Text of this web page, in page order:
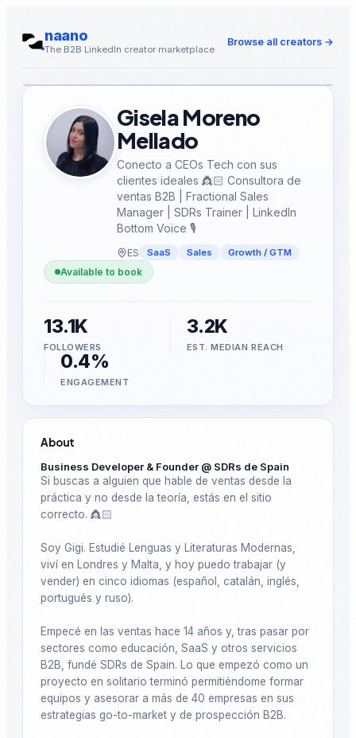
naano
The B2B LinkedIn creator marketplace
Browse all creators →
Gisela Moreno
Mellado
Conecto a CEOs Tech con sus
clientes ideales 👸🏻 Consultora de
ventas B2B | Fractional Sales
Manager | SDRs Trainer | LinkedIn
Bottom Voice 🎙️
ES SaaS Sales Growth / GTM
Available to book
13.1K
FOLLOWERS
3.2K
EST. MEDIAN REACH
0.4%
ENGAGEMENT
About
Business Developer & Founder @ SDRs de Spain
Si buscas a alguien que hable de ventas desde la
práctica y no desde la teoría, estás en el sitio
correcto. 👸🏻
Soy Gigi. Estudié Lenguas y Literaturas Modernas,
viví en Londres y Malta, y hoy puedo trabajar (y
vender) en cinco idiomas (español, catalán, inglés,
portugués y ruso).
Empecé en las ventas hace 14 años y, tras pasar por
sectores como educación, SaaS y otros servicios
B2B, fundé SDRs de Spain. Lo que empezó como un
proyecto en solitario terminó permitiéndome formar
equipos y asesorar a más de 40 empresas en sus
estrategias go-to-market y de prospección B2B.